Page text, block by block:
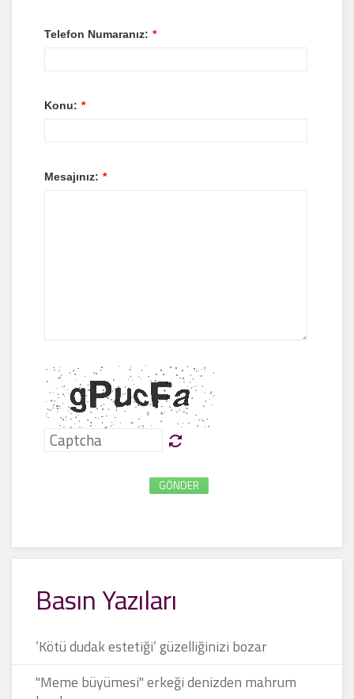
Telefon Numaranız: *
Konu: *
Mesajınız: *
GÖNDER
Basın Yazıları
’Kötü dudak estetiği’ güzelliğinizi bozar
"Meme büyümesi" erkeği denizden mahrum